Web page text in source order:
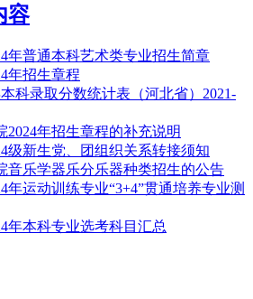
容
年普通本科艺术类专业招生简章
年招生章程
科录取分数统计表（河北省）2021-
2024年招生章程的补充说明
级新生党、团组织关系转接须知
音乐学器乐分乐器种类招生的公告
年运动训练专业“3+4”贯通培养专业测
年本科专业选考科目汇总